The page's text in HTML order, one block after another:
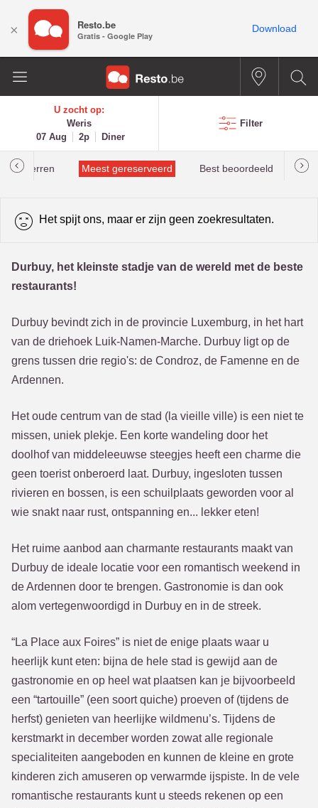
U zocht op:
Weris
07 Aug
2p Diner
Filter
Meest gereserveerd Best beoordeeld
Het spijt ons, maar er zijn geen zoekresultaten.
Durbuy, het kleinste stadje van de wereld met de beste
restaurants!
Durbuy bevindt zich in de provincie Luxemburg, in het hart
van de driehoek Luik-Namen-Marche. Durbuy ligt op de
grens tussen drie regio's: de Condroz, de Famenne en de
Ardennen.
Het oude centrum van de stad (la vieille ville) is een niet te
missen, uniek plekje. Een korte wandeling door het
doolhof van middeleeuwse steegjes heeft een charme die
geen toerist onberoerd laat. Durbuy, ingesloten tussen
rivieren en bossen, is een schuilplaats geworden voor al
wie snakt naar rust, ontspanning en... lekker eten!
Het ruime aanbod aan charmante restaurants maakt van
Durbuy de ideale locatie voor een romantisch weekend in
de Ardennen door te brengen. Gastronomie is dan ook
alom vertegenwoordigd in Durbuy en in de streek.
“La Place aux Foires” is niet de enige plaats waar u
heerlijk kunt eten: bijna de hele stad is gewijd aan de
gastronomie en op heel wat plaatsen kan je bijvoorbeeld
een “tartouille” (een soort quiche) proeven of (tijdens de
herfst) genieten van heerlijke wildmenu’s. Tijdens de
kerstmarkt in december worden zowat alle regionale
specialiteiten aangeboden en kunnen de kleine en grote
kinderen zich amuseren op verwarmde ijspiste. In de vele
romantische restaurants kunt u steeds rekenen op een
× Resto.be
Gratis - Google Play
Download